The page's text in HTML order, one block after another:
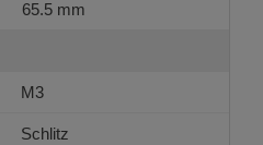
65.5 mm
M3
Schlitz